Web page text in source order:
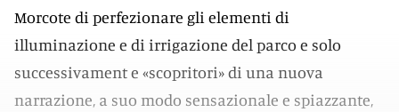
Morcote di perfezionare gli elementi di
illuminazione e di irrigazione del parco e solo
successivament e «scopritori» di una nuova
narrazione, a suo modo sensazionale e spiazzante,